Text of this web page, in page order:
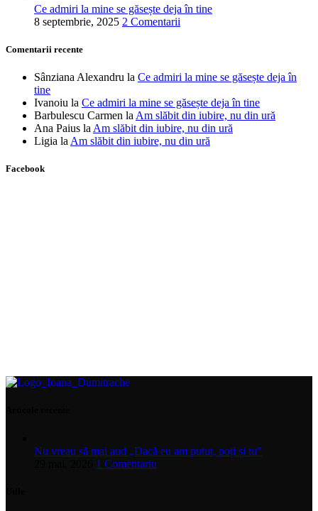
Ce admiri la mine se găsește deja în tine
8 septembrie, 2025 2 Comentarii
Comentarii recente
Sânziana Alexandru la Ce admiri la mine se găsește deja în
tine
Ivanoiu la Ce admiri la mine se găsește deja în tine
Barbulescu Carmen la Am slăbit din iubire, nu din ură
Ana Paius la Am slăbit din iubire, nu din ură
Ligia la Am slăbit din iubire, nu din ură
Facebook
Nu vreau să mai aud „Dacă eu am putut, poți și tu”
1 Comentariu